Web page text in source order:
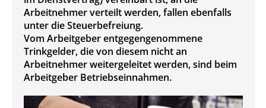
Arbeitnehmer verteilt werden, fallen ebenfalls
unter die Steuerbefreiung.
Vom Arbeitgeber entgegengenommene
Trinkgelder, die von diesem nicht an
Arbeitnehmer weitergeleitet werden, sind beim
Arbeitgeber Betriebseinnahmen.